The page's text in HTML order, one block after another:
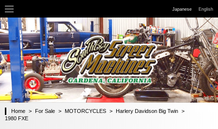
Japanese English
Home > For Sale > MOTORCYCLES > Harlery Davidson Big Twin >
1980 FXE